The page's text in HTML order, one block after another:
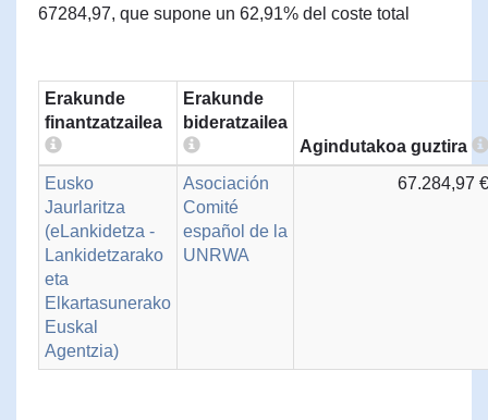
67284,97, que supone un 62,91% del coste total
Erakunde
finantzatzailea
Erakunde
bideratzailea
Agindutakoa guztira
Eusko
Jaurlaritza
(eLankidetza -
Lankidetzarako
eta
Elkartasunerako
Euskal
Agentzia)
Asociación
Comité
español de la
UNRWA
67.284,97 €